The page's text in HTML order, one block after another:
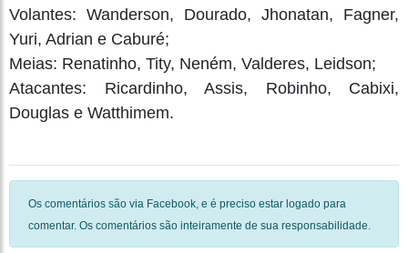
Volantes: Wanderson, Dourado, Jhonatan, Fagner,
Yuri, Adrian e Caburé;
Meias: Renatinho, Tity, Neném, Valderes, Leidson;
Atacantes: Ricardinho, Assis, Robinho, Cabixi,
Douglas e Watthimem.
Os comentários são via Facebook, e é preciso estar logado para
comentar. Os comentários são inteiramente de sua responsabilidade.